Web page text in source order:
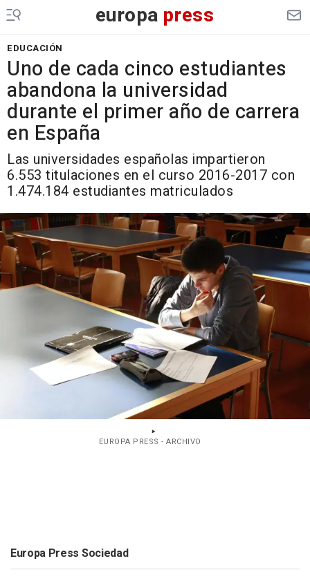
europa press
EDUCACIÓN
Uno de cada cinco estudiantes
abandona la universidad
durante el primer año de carrera
en España
Las universidades españolas impartieron
6.553 titulaciones en el curso 2016-2017 con
1.474.184 estudiantes matriculados
EUROPA PRESS - ARCHIVO
Europa Press Sociedad